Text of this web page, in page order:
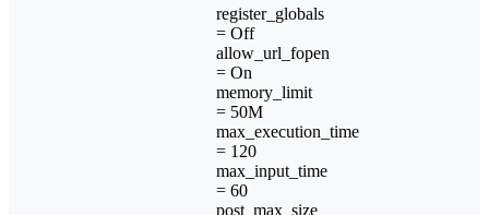
register_globals
= Off
allow_url_fopen
= On
memory_limit
= 50M
max_execution_time
= 120
max_input_time
= 60
post_max_size